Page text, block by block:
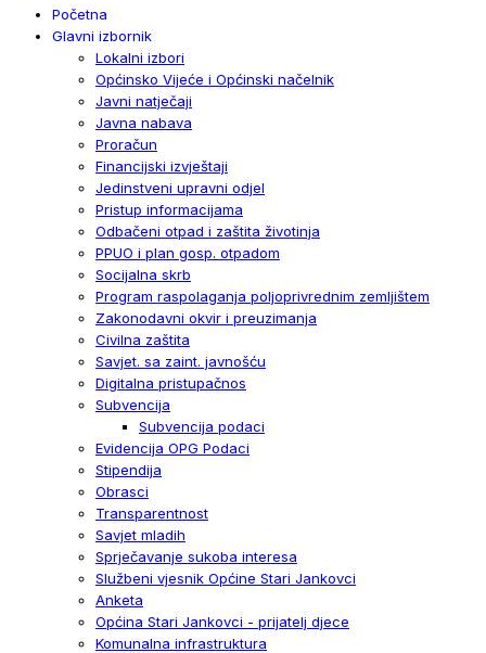
Početna
Glavni izbornik
Lokalni izbori
Općinsko Vijeće i Općinski načelnik
Javni natječaji
Javna nabava
Proračun
Financijski izvještaji
Jedinstveni upravni odjel
Pristup informacijama
Odbačeni otpad i zaštita životinja
PPUO i plan gosp. otpadom
Socijalna skrb
Program raspolaganja poljoprivrednim zemljištem
Zakonodavni okvir i preuzimanja
Civilna zaštita
Savjet. sa zaint. javnošću
Digitalna pristupačnos
Subvencija
Subvencija podaci
Evidencija OPG Podaci
Stipendija
Obrasci
Transparentnost
Savjet mladih
Sprječavanje sukoba interesa
Službeni vjesnik Općine Stari Jankovci
Anketa
Općina Stari Jankovci - prijatelj djece
Komunalna infrastruktura